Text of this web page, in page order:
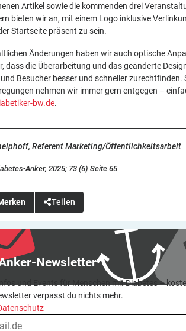
Artikel sowie die kommenden drei
bieten wir an, mit einem Logo inklusive
Startseite präsent zu sein.
Änderungen haben wir auch optische
dass die Überarbeitung und das geänderte
Besucher besser und schneller zurechtfinden.
nehmen wir immer gern entgegen –
bw.de.
Referent Marketing/Öffentlichkeitsarbeit
Anker, 2025; 73 (6) Seite 65
Teilen
Newsletter
und Events für Menschen mit Diabetes –
verpasst du nichts mehr.